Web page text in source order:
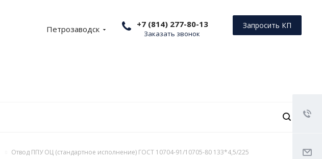
Петрозаводск +7 (814) 277-80-13
Заказать звонок
Запросить КП
Отвод ППУ ОЦ (стандартное исполнение) ГОСТ 10704-91/10705-80 133*4,5/225